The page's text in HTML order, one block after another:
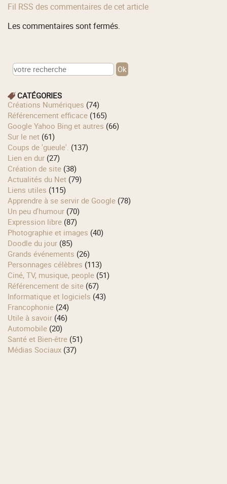
Fil RSS des commentaires de cet article
Les commentaires sont fermés.
CATÉGORIES
Créations Numériques (74)
Référencement efficace (165)
Google Yahoo Bing et autres (66)
Sur le net (61)
Coups de 'gueule'. (137)
Lien en dur (27)
Création de site (38)
Actualités du Net (79)
Liens utiles (115)
Apprendre à se servir de Google (78)
Un peu d'humour (70)
Expression libre (87)
Photographie et images (40)
Doodle du jour (85)
Grands événements (26)
Personnages célèbres (113)
Ciné, TV, musique, people (51)
Référencement de site (67)
Informatique et logiciels (43)
Francophonie (24)
Utile à savoir (46)
Automobile (20)
Santé et Bien-être (51)
Médias Sociaux (37)